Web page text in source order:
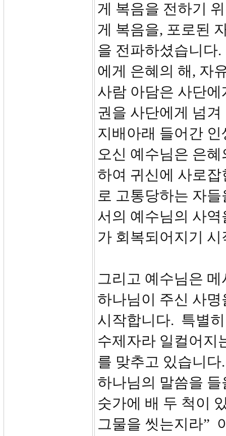
게 복음을 전하기
게 복음을, 포로된
을 전파하셨습니다
에게 은혜의 해, 자
사람 아담은 사단
권을 사단에게 넘
지배아래 들어간
오신 예수님은 은
하여 귀신에 사로
로 고통당하는 자
서의 예수님의 사
가 회복되어지기
그리고 예수님은
하나님이 주신 사
시작합니다. 특별
수제자라 일컬어지
를 맞추고 있습니
하나님의 말씀을
숫가에 배 두 척이
그물을 씻는지라”